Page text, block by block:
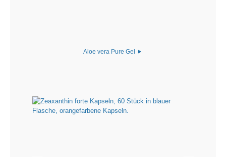
Aloe vera Pure Gel